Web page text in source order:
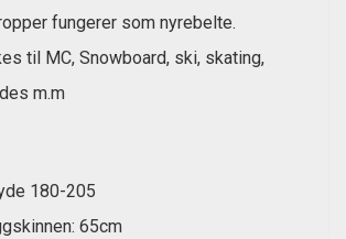
fungerer som nyrebelte.
til MC, Snowboard, ski, skating,
m.m
180-205
65cm